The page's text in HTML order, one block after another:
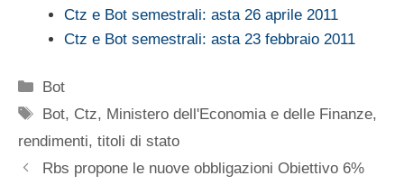
Ctz e Bot semestrali: asta 26 aprile 2011
Ctz e Bot semestrali: asta 23 febbraio 2011
Categorie
Bot
Tag
Bot, Ctz, Ministero dell'Economia e delle Finanze,
rendimenti, titoli di stato
Rbs propone le nuove obbligazioni Obiettivo 6%